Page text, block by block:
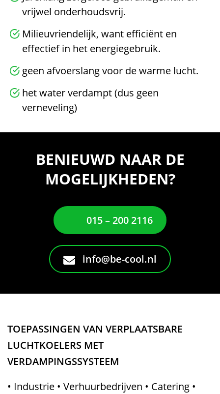
vrijwel onderhoudsvrij.
Milieuvriendelijk, want efficiënt en
effectief in het energiegebruik.
geen afvoerslang voor de warme lucht.
het water verdampt (dus geen
verneveling)
BENIEUWD NAAR DE
MOGELIJKHEDEN?
015 – 200 2116
info@be-cool.nl
TOEPASSINGEN VAN VERPLAATSBARE
LUCHTKOELERS MET
VERDAMPINGSSYSTEEM
• Industrie • Verhuurbedrijven • Catering •